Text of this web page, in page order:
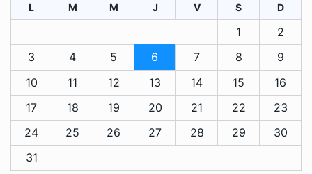
L M M J V S D
1
2
3
4 5 6 7 8
9
10
11 12 13 14 15
16
17
18 19 20 21 22
23
24
25 26 27 28 29
30
31